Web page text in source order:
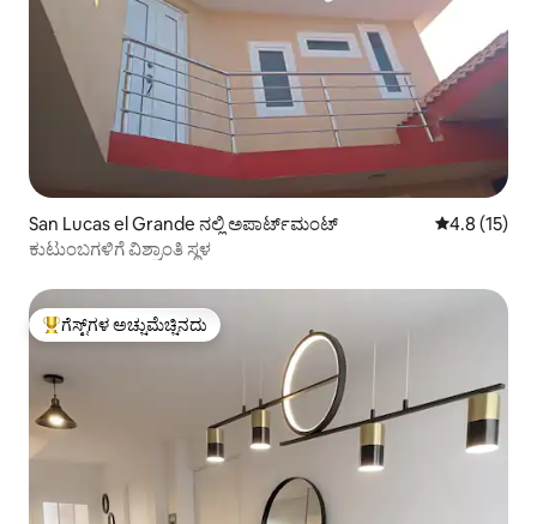
San Lucas el Grande ನಲ್ಲಿ ಅಪಾರ್ಟ್‌ಮಂಟ್ 5 ರಲ್ಲಿ 4.8
4.8 (15)
ಕುಟುಂಬಗಳಿಗೆ ವಿಶ್ರಾಂತಿ ಸ್ಥಳ
ಗೆಸ್ಟ್‌ಗಳಿಗೆ ಅತಿ ಹೆಚ್ಚು ಅಚ್ಚುಮೆಚ್ಚಿನದು
ಗೆಸ್ಟ್‌ಗಳ ಅಚ್ಚುಮೆಚ್ಚಿನದು